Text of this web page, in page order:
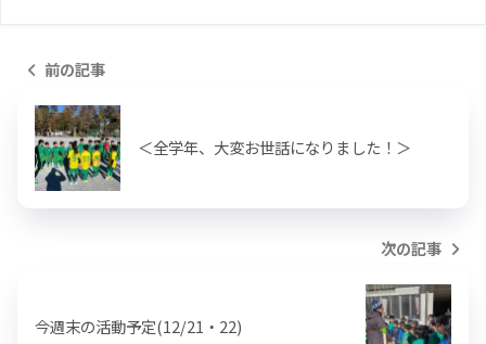
前の記事
＜全学年、大変お世話になりました！＞
次の記事
今週末の活動予定(12/21・22)